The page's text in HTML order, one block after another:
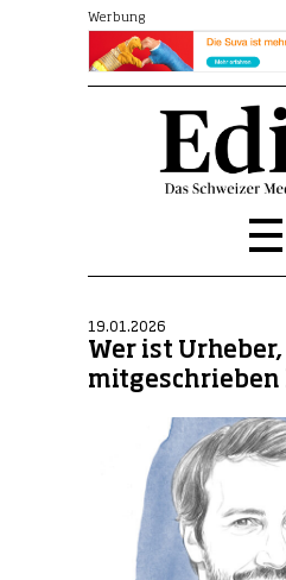
Werbung
19.01.2026
Wer ist
mitgeschrieben